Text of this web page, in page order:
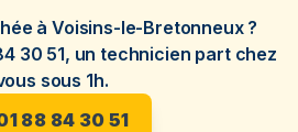
à Voisins-le-Bretonneux ?
30 51, un technicien part chez
sous 1h.
88 84 30 51